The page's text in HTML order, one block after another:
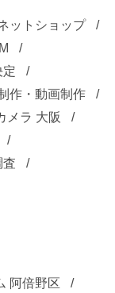
ットショップ
定
作・動画制作
メラ 大阪
査
阿倍野区